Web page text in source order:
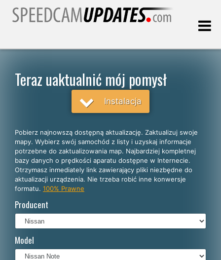
Polski
English
Español
Deutsch
Italiano
Teraz uaktualnić mój pomysł
Instalacja
Pobierz najnowszą dostępną aktualizację. Zaktualizuj swoje
mapy. Wybierz swój samochód z listy i uzyskaj informacje
potrzebne do zaktualizowania map. Najbardziej kompletnej
bazy danych o prędkości aparatu dostępne w Internecie.
Otrzymasz inmediately link zawierający pliki niezbędne do
aktualizacji urządzenia. Nie trzeba robić inne konwersje
formatu. 100% Prawne
Producent
Model